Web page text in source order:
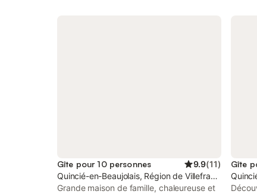
Gîte pour 10 personnes 9.9(11)
Quincié-en-Beaujolais, Région de Villefranche-sur-
Grande maison de famille, chaleureuse et
Gîte